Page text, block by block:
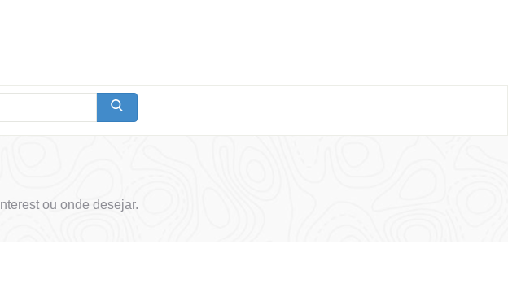
ou onde desejar.